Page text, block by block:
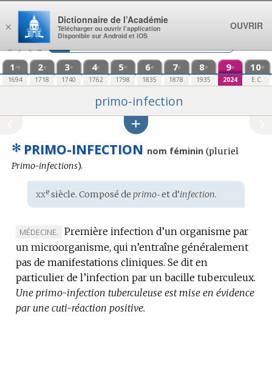
Aller au contenu
1 re
1694
2e
1718
3e
1740
4e
1762
5e
1798
6e
1835
7e
1878
8e
1935
9e
2024
10e
E.C.
primo-infection
✻ PRIMO-INFECTION nom féminin (pluriel
Primo-infections).
Étymologie
:
xxesiècle. Composé de primo‑et d’infection.
MARQUE
DE
DOMAINE
:
MÉDECINE.
Première infection d’un organisme par
un microorganisme, qui n’entraîne généralement
pas de manifestations cliniques. Se dit en
particulier de l’infection par un bacille tuberculeux.
Une primo-infection tuberculeuse est mise en évidence
par une cuti-réaction positive.
×
Dictionnaire de l’Académie
Télécharger ou ouvrir l’application
Disponible sur Android et iOS
OUVRIR